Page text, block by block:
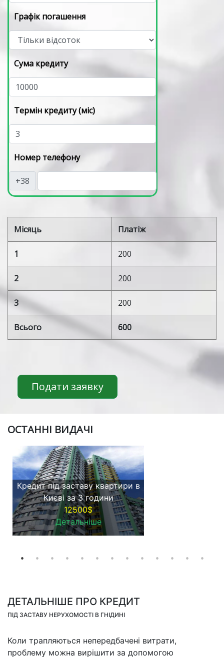
Графік погашення
Сума кредиту
Термін кредиту (міс)
Номер телефону
+38
Місяць Платіж
1 200
2 200
3 200
Всього 600
Подати заявку
ОСТАННІ ВИДАЧІ
Кредит під заставу квартири в
Києві за 3 години
12500$
Детальніше
ДЕТАЛЬНІШЕ ПРО КРЕДИТ
ПІД ЗАСТАВУ НЕРУХОМОСТІ В ГНІДИНІ
Коли трапляються непередбачені витрати,
проблему можна вирішити за допомогою